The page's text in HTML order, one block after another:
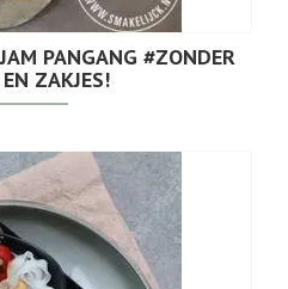
PANGANG #ZONDER
EN ZAKJES!